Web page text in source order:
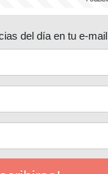
del día en tu e-mail